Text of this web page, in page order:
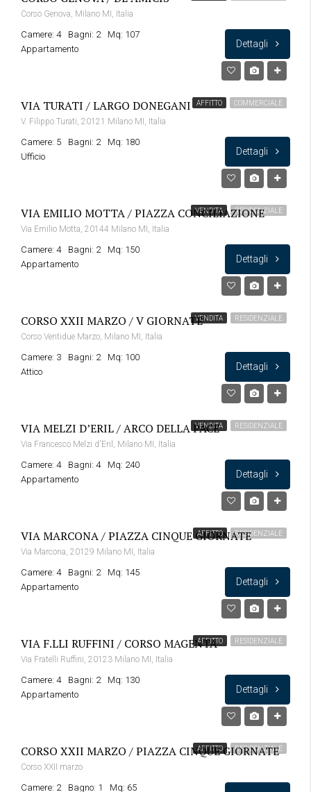
Corso Genova, Milano MI, Italia
Camere: 4 Bagni: 2
Mq: 107
Appartamento
Dettagli
AFFITTO COMMERCIALE
VIA TURATI / LARGO DONEGANI
V. Filippo Turati, 20121 Milano MI, Italia
Camere: 5 Bagni: 2
Mq: 180
Ufficio
Dettagli
VENDITA RESIDENZIALE
VIA EMILIO MOTTA / PIAZZA CONCILIAZIONE
Via Emilio Motta, 20144 Milano MI, Italia
Camere: 4 Bagni: 2
Mq: 150
Appartamento
Dettagli
VENDITA RESIDENZIALE
CORSO XXII MARZO / V GIORNATE
Corso Ventidue Marzo, Milano MI, Italia
Camere: 3 Bagni: 2
Mq: 100
Attico
Dettagli
VENDITA RESIDENZIALE
VIA MELZI D’ERIL / ARCO DELLA PACE
Via Francesco Melzi d'Eril, Milano MI, Italia
Camere: 4 Bagni: 4
Mq: 240
Appartamento
Dettagli
AFFITTO RESIDENZIALE
VIA MARCONA / PIAZZA CINQUE GIORNATE
Via Marcona, 20129 Milano MI, Italia
Camere: 4 Bagni: 2
Mq: 145
Appartamento
Dettagli
AFFITTO RESIDENZIALE
VIA F.LLI RUFFINI / CORSO MAGENTA
Via Fratelli Ruffini, 20123 Milano MI, Italia
Camere: 4 Bagni: 2
Mq: 130
Appartamento
Dettagli
AFFITTO RESIDENZIALE
CORSO XXII MARZO / PIAZZA CINQUE GIORNATE
Corso XXII marzo
Camere: 2 Bagno: 1
Mq: 65